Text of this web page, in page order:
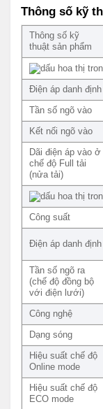
Thông số kỹ
Thông số kỹ
thuật sản phẩm
Điện áp danh định
Tần số ngõ vào
Kết nối ngõ vào
Dãi điện áp vào ở
chế độ Full tải
(nửa tải)
Công suất
Điện áp danh định
Tần số ngõ ra
(chế độ đồng bộ
với điện lưới)
Công nghệ
Dạng sóng
Hiệu suất chế độ
Online mode
Hiệu suất chế độ
ECO mode